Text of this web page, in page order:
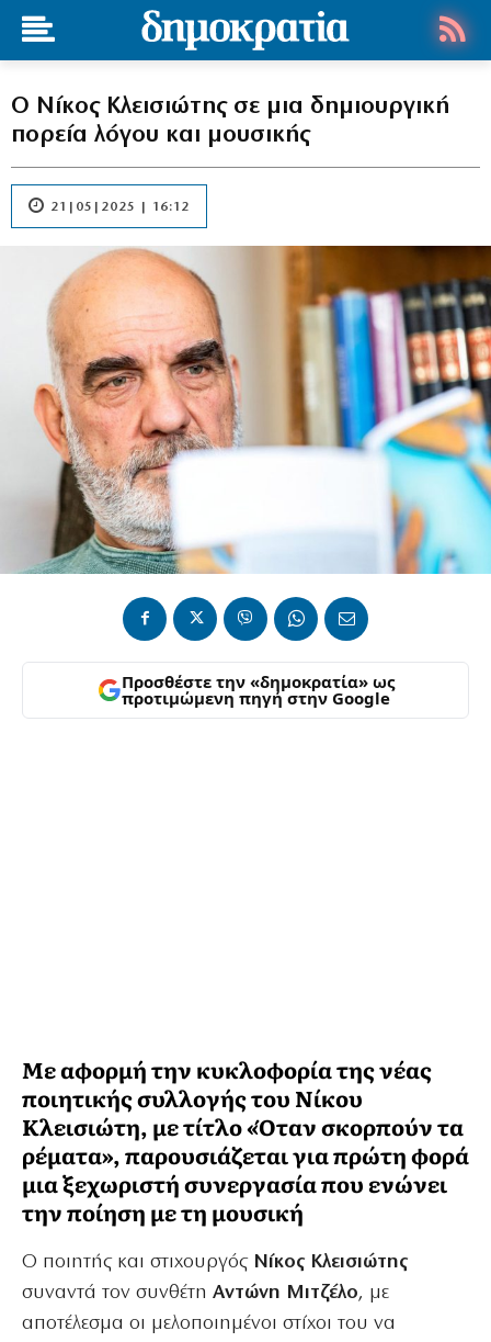
Ο Νίκος Κλεισιώτης σε μια δημιουργική
πορεία λόγου και μουσικής
21|05|2025 | 16:12
Προσθέστε την «δημοκρατία» ως
προτιμώμενη πηγή στην Google
Με αφορμή την κυκλοφορία της νέας
ποιητικής συλλογής του Νίκου
Κλεισιώτη, με τίτλο «Όταν σκορπούν τα
ρέματα», παρουσιάζεται για πρώτη φορά
μια ξεχωριστή συνεργασία που ενώνει
την ποίηση με τη μουσική
Ο ποιητής και στιχουργός Νίκος Κλεισιώτης
συναντά τον συνθέτη Αντώνη Μιτζέλο, με
αποτέλεσμα οι μελοποιημένοι στίχοι του να